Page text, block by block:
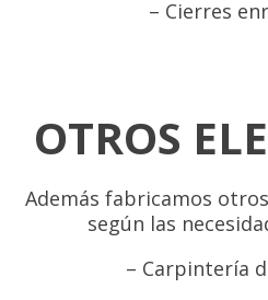
– Cierres
OTROS
Además fabricamos
según las
– Carpintería